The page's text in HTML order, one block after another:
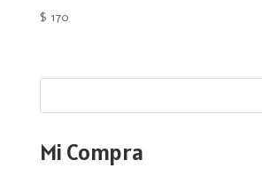
$ 170
Mi Compra